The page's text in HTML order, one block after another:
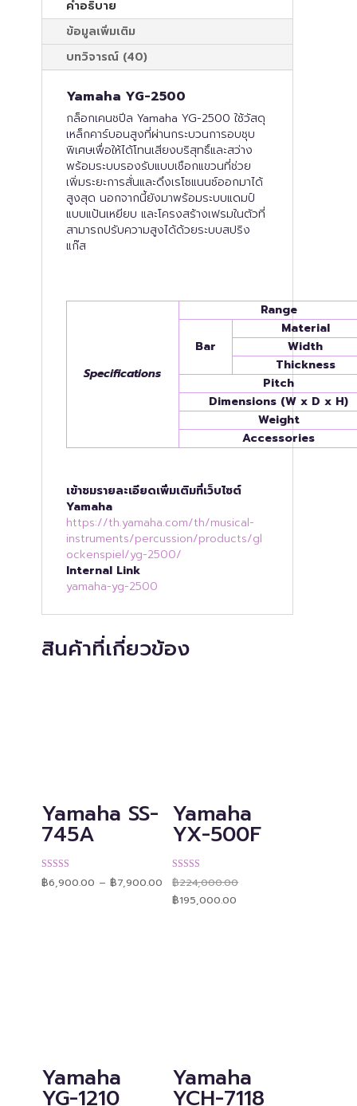
คำอธิบาย
ข้อมูลเพิ่มเติม
บทวิจารณ์ (40)
Yamaha YG-2500
กล็อกเคนชปีล Yamaha YG-2500 ใช้วัสดุ
เหล็กคาร์บอนสูงที่ผ่านกระบวนการอบชุบ
พิเศษเพื่อให้ได้โทนเสียงบริสุทธิ์และสว่าง
พร้อมระบบรองรับแบบเชือกแขวนที่ช่วย
เพิ่มระยะการสั่นและดึงเรโซแนนซ์ออกมาได้
สูงสุด นอกจากนี้ยังมาพร้อมระบบแดมป์
แบบแป้นเหยียบ และโครงสร้างเฟรมในตัวที่
สามารถปรับความสูงได้ด้วยระบบสปริง
แก๊ส
Specifications
Range
Bar
Material
Width
Thickness
Pitch
Dimensions (W x D x H)
Weight
Accessories
เข้าชมรายละเอียดเพิ่มเติมที่เว็บไซต์
Yamaha
https://th.yamaha.com/th/musical-
instruments/percussion/products/gl
ockenspiel/yg-2500/
Internal Link
yamaha-yg-2500
สินค้าที่เกี่ยวข้อง
Yamaha SS-
745A
ให้คะแนน
4.92
฿6,900.00 – ฿7,900.00 Price
range:
฿6,900.00
through
Yamaha
YX-500F
ให้คะแนน
4.90
ตั้งแต่ 1-5
คะแนน
฿224,000.00price
฿195,000.00
Yamaha
YG-1210
Yamaha
YCH-7118